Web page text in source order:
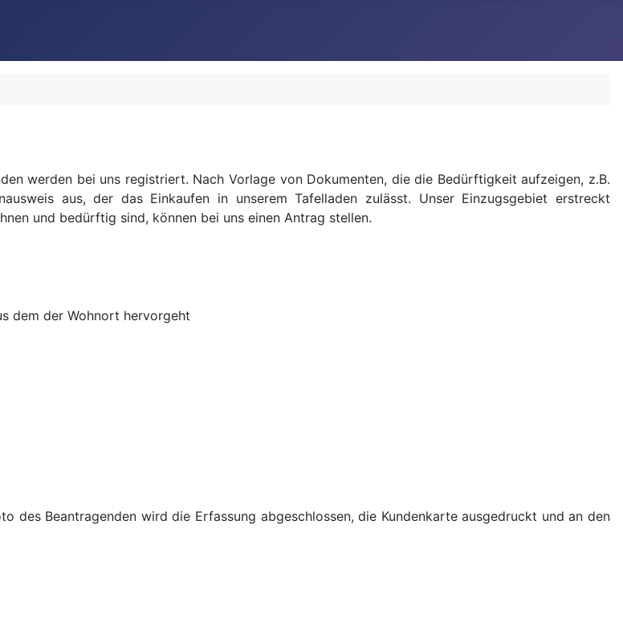
werden bei uns registriert. Nach Vorlage von Dokumenten, die die Bedürftigkeit aufzeigen, z.B.
aus, der das Einkaufen in unserem Tafelladen zulässt. Unser Einzugsgebiet erstreckt
und bedürftig sind, können bei uns einen Antrag stellen.
dem der Wohnort hervorgeht
des Beantragenden wird die Erfassung abgeschlossen, die Kundenkarte ausgedruckt und an den